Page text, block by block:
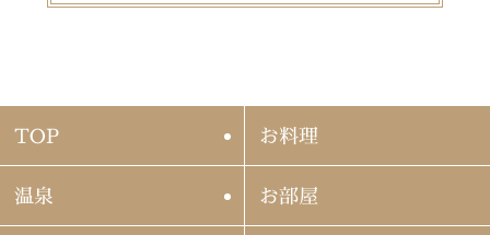
TOP お料理
温泉 お部屋